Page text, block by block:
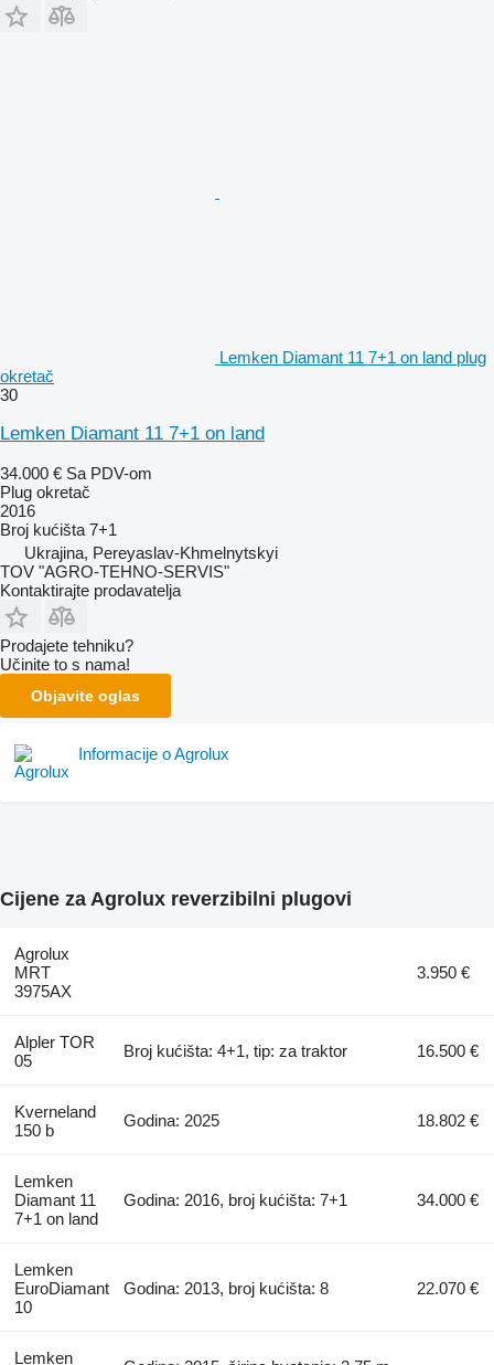
Lemken Diamant 11 7+1 on land plug
okretač
30
Lemken Diamant 11 7+1 on land
34.000 € Sa PDV-om
Plug okretač
2016
Broj kućišta 7+1
Ukrajina, Pereyaslav-Khmelnytskyi
TOV "AGRO-TEHNO-SERVIS"
Kontaktirajte prodavatelja
Prodajete tehniku?
Učinite to s nama!
Objavite oglas
Informacije o Agrolux
Cijene za Agrolux reverzibilni plugovi
Agrolux
MRT
3975AX
3.950 €
Alpler TOR
05
Broj kućišta: 4+1, tip: za traktor 16.500 €
Kverneland
150 b
Godina: 2025 18.802 €
Lemken
Diamant 11
7+1 on land
Godina: 2016, broj kućišta: 7+1 34.000 €
Lemken
EuroDiamant
10
Godina: 2013, broj kućišta: 8 22.070 €
Lemken